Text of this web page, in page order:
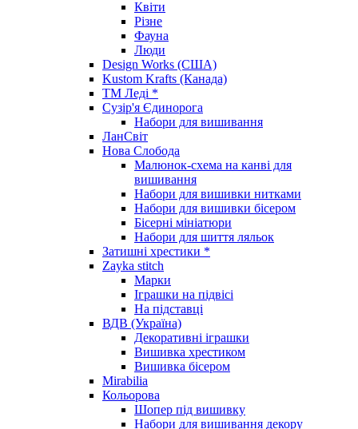
Квіти
Різне
Фауна
Люди
Design Works (США)
Kustom Krafts (Канада)
ТМ Леді *
Сузір'я Єдинорога
Набори для вишивання
ЛанСвіт
Нова Слобода
Малюнок-схема на канві для
вишивання
Набори для вишивки нитками
Набори для вишивки бісером
Бісерні мініатюри
Набори для шиття ляльок
Затишні хрестики *
Zayka stitch
Марки
Іграшки на підвісі
На підставці
ВДВ (Україна)
Декоративні іграшки
Вишивка хрестиком
Вишивка бісером
Mirabilia
Кольорова
Шопер під вишивку
Набори для вишивання декору